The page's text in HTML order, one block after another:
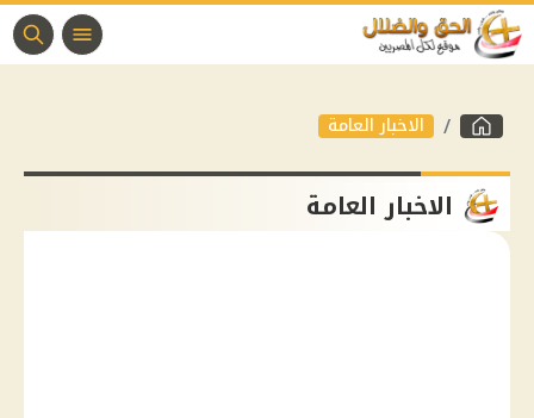
الاخبار العامة
الاخبار العامة